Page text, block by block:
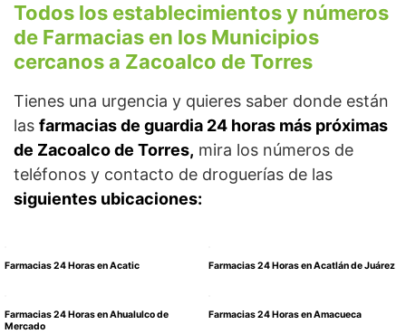
Todos los establecimientos y números
de Farmacias en los Municipios
cercanos a Zacoalco de Torres
Tienes una urgencia y quieres saber donde están
las farmacias de guardia 24 horas más próximas
de Zacoalco de Torres, mira los números de
teléfonos y contacto de droguerías de las
siguientes ubicaciones:
Farmacias 24 Horas en Acatic Farmacias 24 Horas en Acatlán de Juárez
Farmacias 24 Horas en Ahualulco de
Mercado
Farmacias 24 Horas en Amacueca